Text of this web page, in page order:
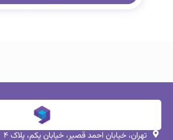
تهران، خیابان احمد قصیر، خیابان یکم، پلاک ۴